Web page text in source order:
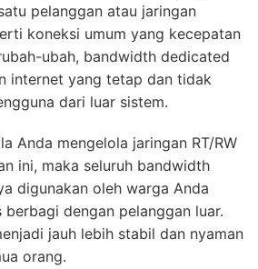
pelanggan atau jaringan
koneksi umum yang kecepatan
ubah, bandwidth dedicated
internet yang tetap dan tidak
dari luar sistem.
Anda mengelola jaringan RT/RW
ini, maka seluruh bandwidth
digunakan oleh warga Anda
berbagi dengan pelanggan luar.
jauh lebih stabil dan nyaman
orang.